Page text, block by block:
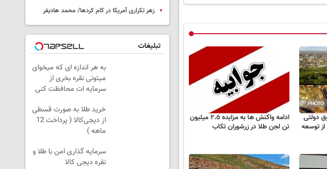
حقوق دولتی
توسعه
ادامه واکنش ها به مزایده ٢.٥ میلیون
تن لجن طلا در زرشوران تکاب
زهر تکراری آمریکا در کام کردها/ محمد هادیفر
تبلیغات
به هر اندازه ای که میخوای
میتونی نقره بخری از
سرمایه ات محافظت کنی
خرید طلا به صورت قسطی
از دیجی‌کالا ( پرداخت 12
ماهه )
سرمایه گذاری امن با طلا و
نقره دیجی کالا